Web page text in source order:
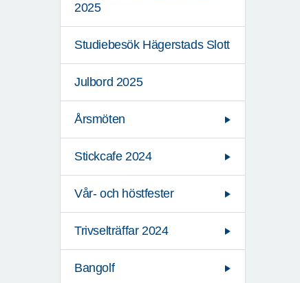
2025
Studiebesök Hägerstads Slott
Julbord 2025
Årsmöten
Stickcafe 2024
Vår- och höstfester
Trivselträffar 2024
Bangolf